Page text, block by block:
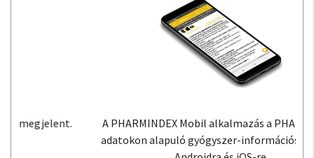
A PHARMINDEX Mobil alkalmazás a PHARMINDEX
adatokon alapuló gyógyszer-információs tudástár